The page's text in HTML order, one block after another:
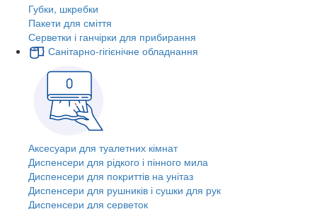
Губки, шкребки
Пакети для сміття
Серветки і ганчірки для прибирання
Санітарно-гігієнічне обладнання
Аксесуари для туалетних кімнат
Диспенсери для рідкого і пінного мила
Диспенсери для покриттів на унітаз
Диспенсери для рушників і сушки для рук
Диспенсери для серветок